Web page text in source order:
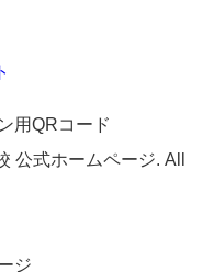
公式ホームページ. All